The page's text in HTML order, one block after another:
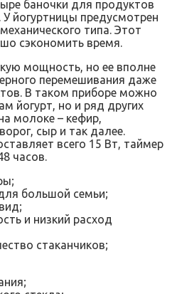
баночки для продуктов
йогуртницы предусмотрен
типа. Этот
сэкономить время.
мощность, но ее вполне
перемешивания даже
В таком приборе можно
йогурт, но и ряд других
молоке – кефир,
сыр и так далее.
всего 15 Вт, таймер
часов.
большой семьи;
и низкий расход
стаканчиков;